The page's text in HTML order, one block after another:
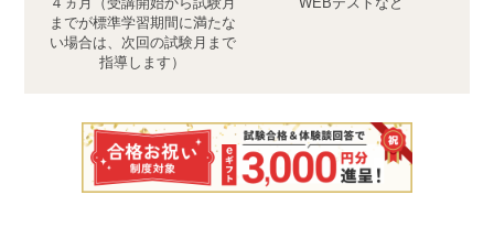
までが標準学習期間に満たな
い場合は、次回の試験月まで
指導します）